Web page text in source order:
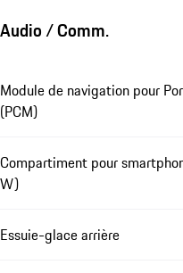
Audio / Comm.
Module de navigation pour
(PCM)
Compartiment pour
W)
Essuie-glace arrière